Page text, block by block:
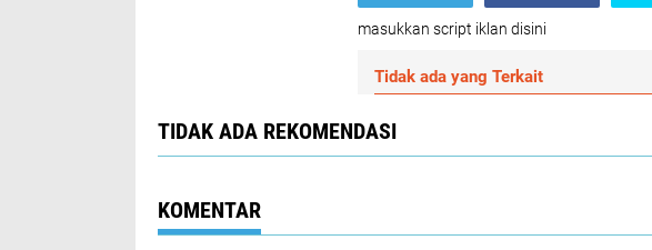
masukkan script iklan disini
Tidak ada yang Terkait
TIDAK ADA REKOMENDASI
KOMENTAR